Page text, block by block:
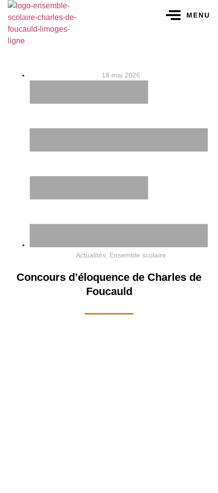
MENU
18 mai 2026
Actualités, Ensemble scolaire
Concours d’éloquence de Charles de
Foucauld